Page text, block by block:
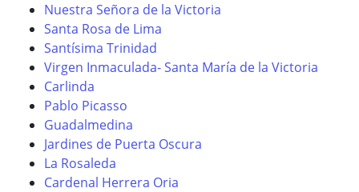
Nuestra Señora de la Victoria
Santa Rosa de Lima
Santísima Trinidad
Virgen Inmaculada- Santa María de la Victoria
Carlinda
Pablo Picasso
Guadalmedina
Jardines de Puerta Oscura
La Rosaleda
Cardenal Herrera Oria